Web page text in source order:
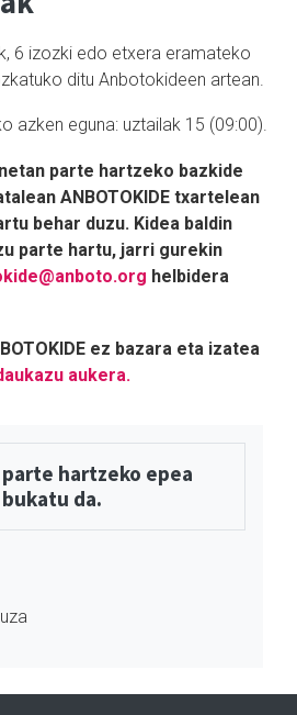
6 izozki edo etxera eramateko
ditu Anbotokideen artean.
azken eguna: uztailak 15 (09:00).
parte hartzeko bazkide
ANBOTOKIDE txartelean
behar duzu. Kidea baldin
parte hartu, jarri gurekin
helbidera
ez bazara eta izatea
aukera.
hartzeko epea
bukatu da.